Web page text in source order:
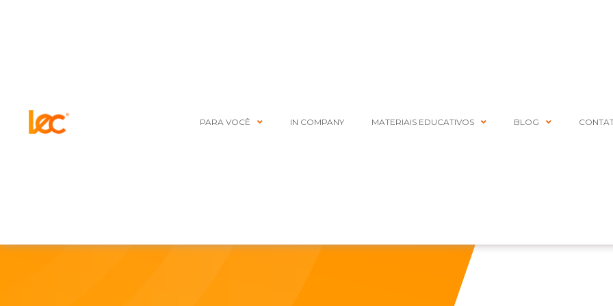
PARA VOCÊ IN COMPANY MATERIAIS EDUCATIVOS BLOG